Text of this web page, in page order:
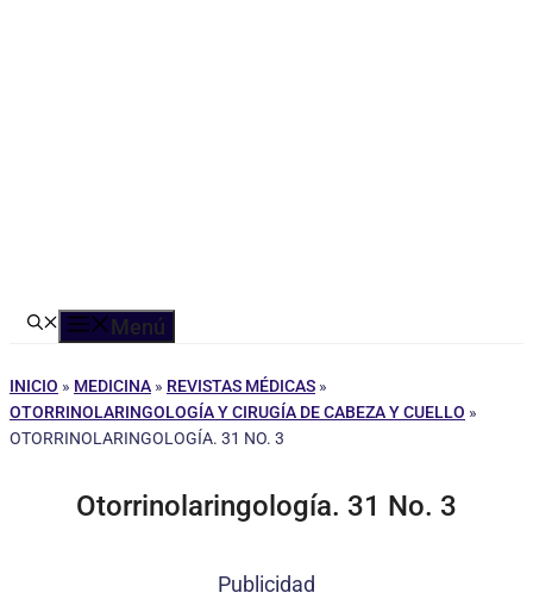
Menú
INICIO » MEDICINA » REVISTAS MÉDICAS »
OTORRINOLARINGOLOGÍA Y CIRUGÍA DE CABEZA Y CUELLO »
OTORRINOLARINGOLOGÍA. 31 NO. 3
Otorrinolaringología. 31 No. 3
Publicidad